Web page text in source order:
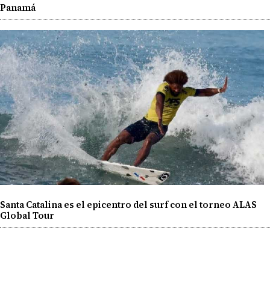
Panamá
Santa Catalina es el epicentro del surf con el torneo ALAS
Global Tour